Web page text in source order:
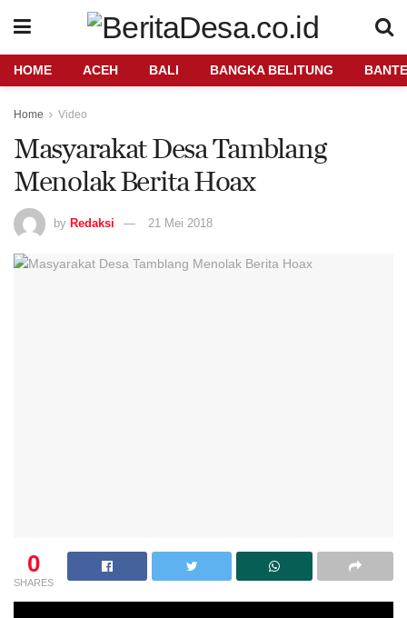
HOME ACEH BALI BANGKA BELITUNG
Home Video
Masyarakat Desa Tamblang
Menolak Berita Hoax
by Redaksi 21 Mei 2018
0
SHARES